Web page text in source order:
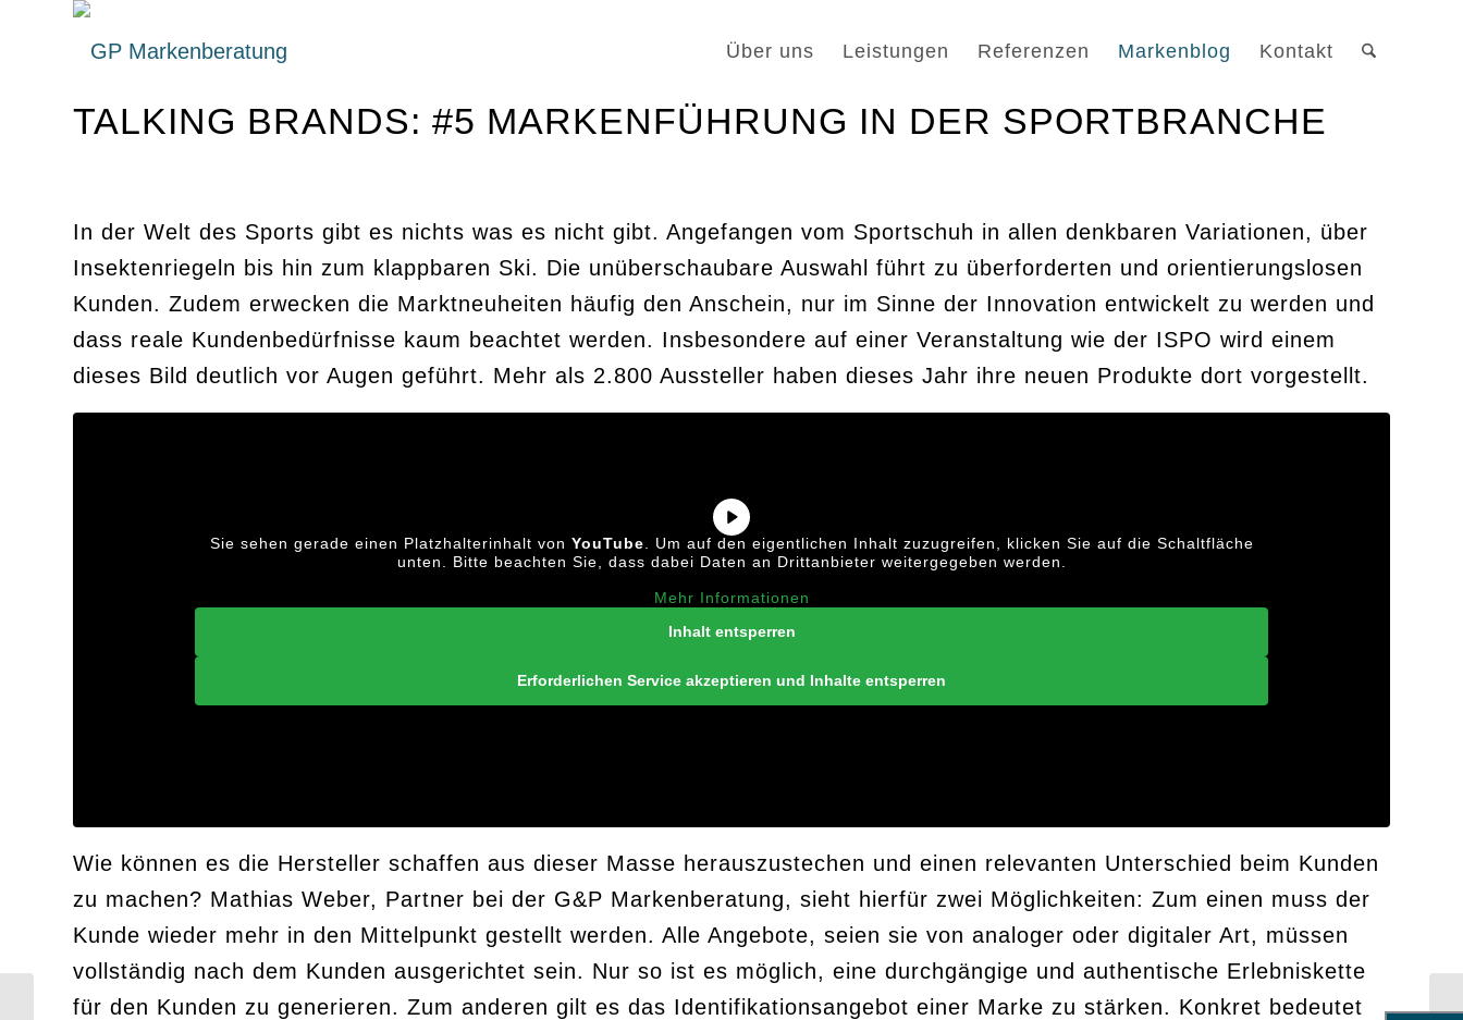
Über uns Leistungen Referenzen Markenblog Kontakt
TALKING BRANDS: #5 MARKENFÜHRUNG IN DER SPORTBRANCHE
In der Welt des Sports gibt es nichts was es nicht gibt. Angefangen vom Sportschuh in allen denkbaren Variationen, über
Insektenriegeln bis hin zum klappbaren Ski. Die unüberschaubare Auswahl führt zu überforderten und orientierungslosen
Kunden. Zudem erwecken die Marktneuheiten häufig den Anschein, nur im Sinne der Innovation entwickelt zu werden und
dass reale Kundenbedürfnisse kaum beachtet werden. Insbesondere auf einer Veranstaltung wie der ISPO wird einem
dieses Bild deutlich vor Augen geführt. Mehr als 2.800 Aussteller haben dieses Jahr ihre neuen Produkte dort vorgestellt.
Sie sehen gerade einen Platzhalterinhalt von YouTube . Um auf den eigentlichen Inhalt zuzugreifen, klicken Sie auf die Schaltfläche
unten. Bitte beachten Sie, dass dabei Daten an Drittanbieter weitergegeben werden.
Mehr Informationen
Inhalt entsperren
Erforderlichen Service akzeptieren und Inhalte entsperren
Wie können es die Hersteller schaffen aus dieser Masse herauszustechen und einen relevanten Unterschied beim Kunden
zu machen? Mathias Weber, Partner bei der G&P Markenberatung, sieht hierfür zwei Möglichkeiten: Zum einen muss der
Kunde wieder mehr in den Mittelpunkt gestellt werden. Alle Angebote, seien sie von analoger oder digitaler Art, müssen
vollständig nach dem Kunden ausgerichtet sein. Nur so ist es möglich, eine durchgängige und authentische Erlebniskette
für den Kunden zu generieren. Zum anderen gilt es das Identifikationsangebot einer Marke zu stärken. Konkret bedeutet
Der Kunde bleibt König.